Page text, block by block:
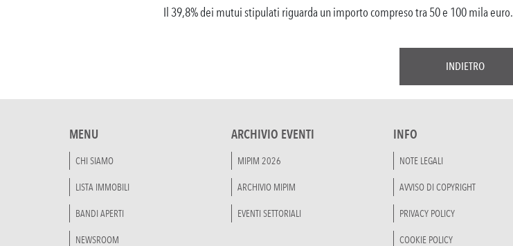
Il 39,8% dei mutui stipulati riguarda un importo compreso tra 50 e 100 mila euro.
INDIETRO
MENU
CHI SIAMO
LISTA IMMOBILI
BANDI APERTI
NEWSROOM
ARCHIVIO EVENTI
MIPIM 2026
ARCHIVIO MIPIM
EVENTI SETTORIALI
INFO
NOTE LEGALI
AVVISO DI COPYRIGHT
PRIVACY POLICY
COOKIE POLICY